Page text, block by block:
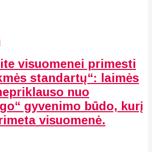
visuomenei primesti
standartų“: laimės
nuo
gyvenimo būdo, kurį
visuomenė.